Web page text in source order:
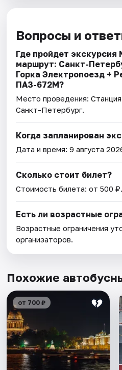
Вопросы и
Где пройдет
маршрут: Санкт-
Горка Электропоезд +
ПАЗ-672М?
Место проведения:
Санкт-Петербург.
Когда запланирован
Дата и время:9 августа
Сколько стоит билет?
Стоимость билета: от 500 ₽.
Есть ли возрастные
Возрастные ограничения
организаторов.
Похожие
от 700 ₽